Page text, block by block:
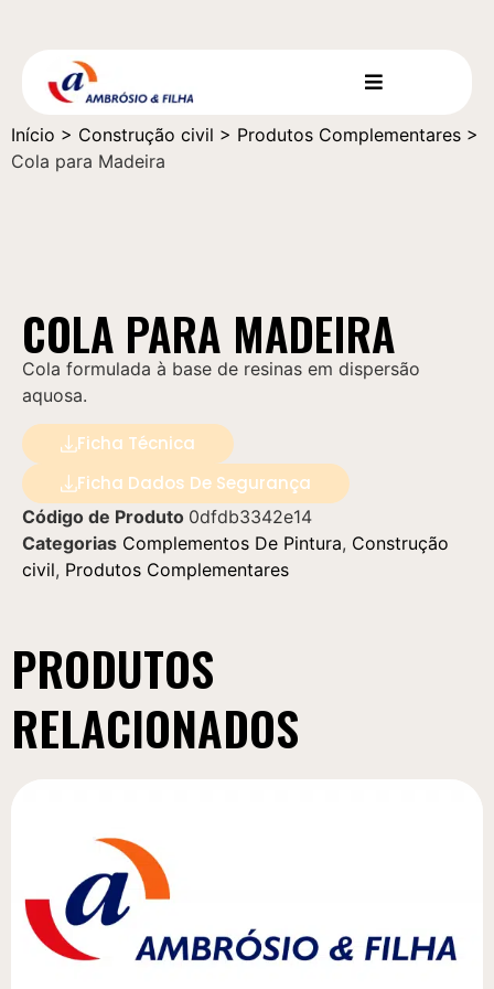
Início > Construção civil > Produtos Complementares >
Cola para Madeira
COLA PARA MADEIRA
Cola formulada à base de resinas em dispersão
aquosa.
Ficha Técnica
Ficha Dados De Segurança
Código de Produto 0dfdb3342e14
Categorias Complementos De Pintura, Construção
civil, Produtos Complementares
PRODUTOS
RELACIONADOS